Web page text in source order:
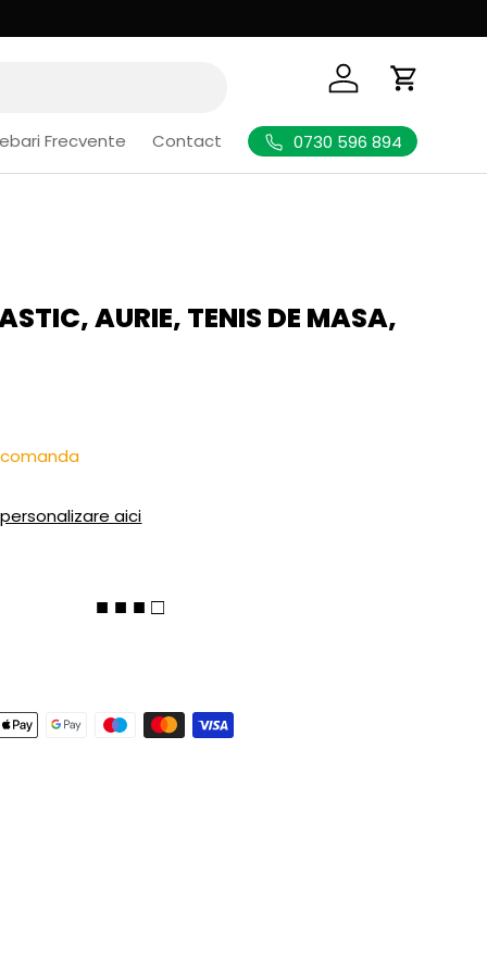
Logheaza-te
Cos de
Frecvente Contact 0730 596 894
AURIE, TENIS DE MASA,
aici
■ ■ ■ □